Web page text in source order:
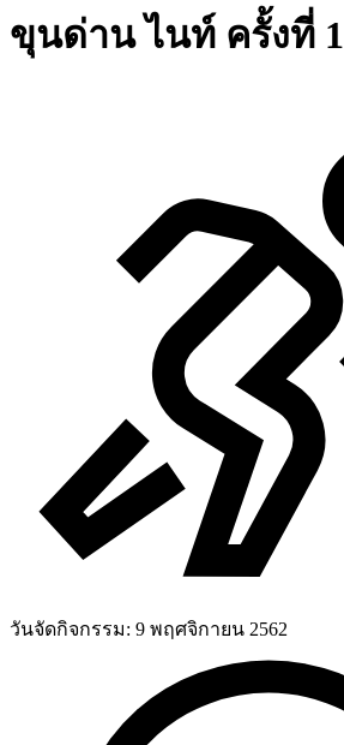
ขุนด่าน ไนท์ ครั้งที่ 1
วันจัดกิจกรรม: 9 พฤศจิกายน 2562